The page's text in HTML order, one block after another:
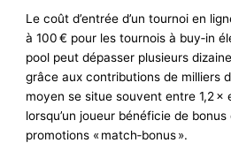
Le coût d’entrée d’un tournoi en
à 100 € pour les tournois à buy‑in
pool peut dépasser plusieurs
grâce aux contributions de milliers
moyen se situe souvent entre 1,2 ×
lorsqu’un joueur bénéficie de
promotions « match‑bonus ».